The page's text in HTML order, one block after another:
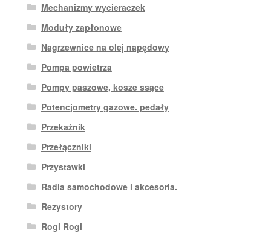
Mechanizmy wycieraczek
Moduły zapłonowe
Nagrzewnice na olej napędowy
Pompa powietrza
Pompy paszowe, kosze ssące
Potencjometry gazowe. pedały
Przekaźnik
Przełączniki
Przystawki
Radia samochodowe i akcesoria.
Rezystory
Rogi Rogi